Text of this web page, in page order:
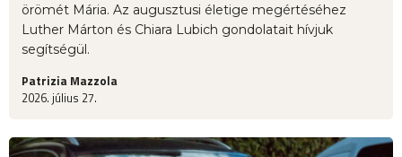
örömét Mária. Az augusztusi életige megértéséhez
Luther Márton és Chiara Lubich gondolatait hívjuk
segítségül.
Patrizia Mazzola
2026. július 27.